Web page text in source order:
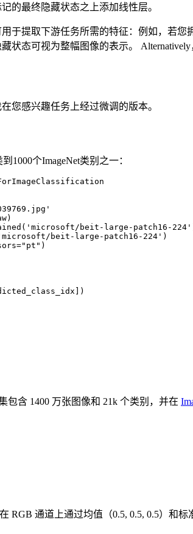
的最终隐藏状态之上添加线性层。
于提取下游任务所需的特征：例如，若
状态可视为整幅图像的表示。
您感兴趣任务上经过微调的版本。
1000个ImageNet类别之一：
beit-large-patch16-
beit-large-patch16-224')
包含 1400 万张图像和 21k 个类别，并在
通道上通过均值（0.5, 0.5, 0.5）和标